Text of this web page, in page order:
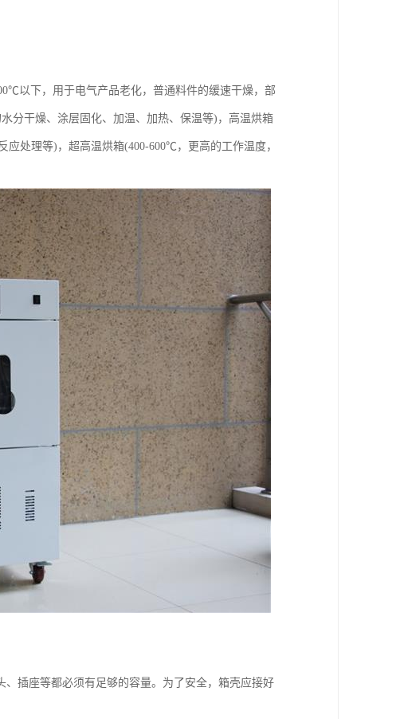
以下，用于电气产品老化，普通料件的缓速干燥，部
分干燥、涂层固化、加温、加热、保温等)，高温烘箱
处理等)，超高温烘箱(400-600℃，更高的工作温度，
插座等都必须有足够的容量。为了安全，箱壳应接好